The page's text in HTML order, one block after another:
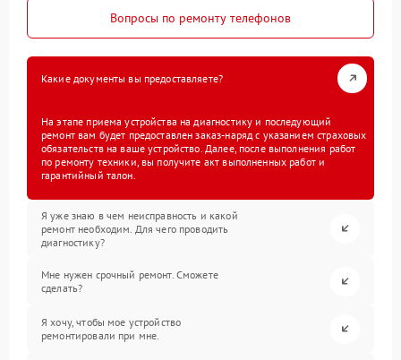
Вопросы по ремонту телефонов
Какие документы вы предоставляете?
На этапе приема устройства на диагностику и последующий
ремонт вам будет предоставлен заказ-наряд с указанием страховых
обязательств на ваше устройство. Далее, после выполнения работ
по ремонту техники, вы получите акт выполненных работ и
гарантийный талон.
Я уже знаю в чем неисправность и какой
ремонт необходим. Для чего проводить
диагностику?
Мне нужен срочный ремонт. Сможете
сделать?
Я хочу, чтобы мое устройство
ремонтировали при мне.